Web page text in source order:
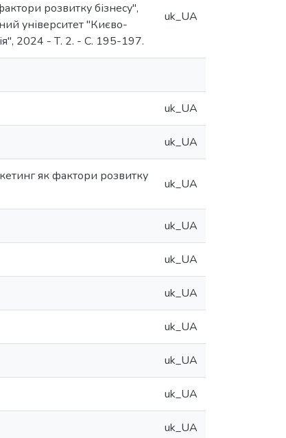
розвитку бізнесу",
університет "Києво-
2024 - Т. 2. - С. 195-197.
uk_UA
uk_UA
uk_UA
як фактори розвитку
uk_UA
uk_UA
uk_UA
uk_UA
uk_UA
uk_UA
uk_UA
uk_UA